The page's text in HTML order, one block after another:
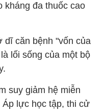
kháng đa thuốc cao
dĩ căn bệnh "vốn của
lối sống của một bộ
suy giảm hệ miễn
lực học tập, thi cử